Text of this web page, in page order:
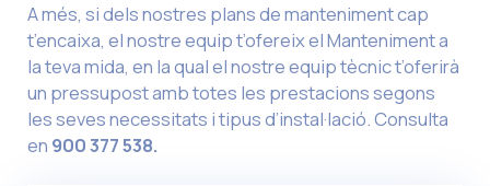
A més, si dels nostres plans de manteniment cap
t’encaixa, el nostre equip t’ofereix el Manteniment a
la teva mida, en la qual el nostre equip tècnic t’oferirà
un pressupost amb totes les prestacions segons
les seves necessitats i tipus d’instal·lació. Consulta
en 900 377 538.